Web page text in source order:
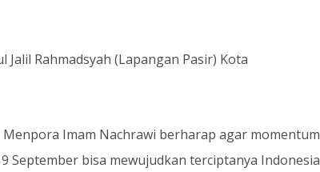
Rahmadsyah (Lapangan Pasir) Kota
Imam Nachrawi berharap agar momentum
September bisa mewujudkan terciptanya Indonesia